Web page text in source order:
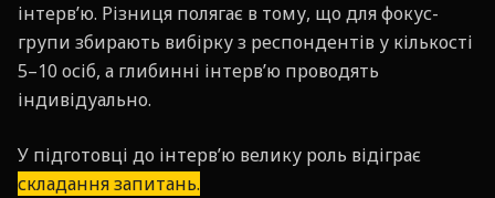
інтерв’ю. Різниця полягає в тому, що для фокус-
групи збирають вибірку з респондентів у кількості
5–10 осіб, а глибинні інтерв’ю проводять
індивідуально.
У підготовці до інтерв’ю велику роль відіграє
складання запитань.